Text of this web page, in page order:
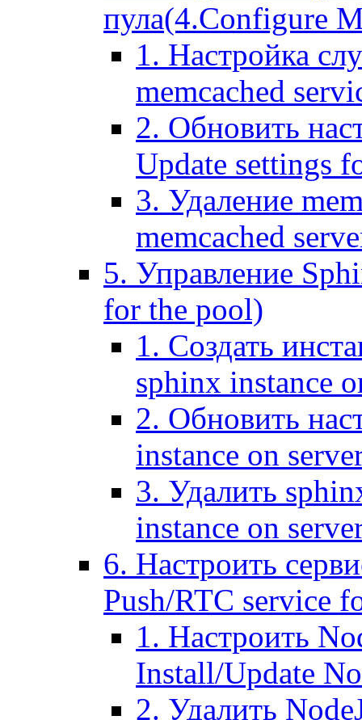
пула(4.Configure
1. Настройка
memcached
2. Обновить
Update settings
3. Удаление
memcached
5. Управление
for the pool)
1. Создать
sphinx instance
2. Обновить
instance on
3. Удалить
instance on
6. Настроить
Push/RTC service
1. Настроить
Install/Update
2. Удалить